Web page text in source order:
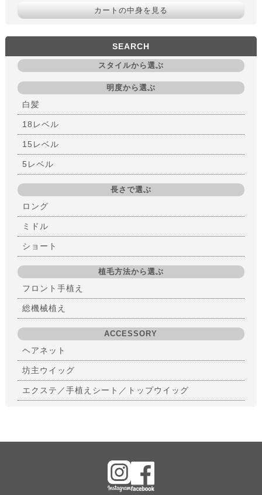
カートの中身を見る
SEARCH
スタイルから選ぶ
明度から選ぶ
白髪
18レベル
15レベル
5レベル
長さで選ぶ
ロング
ミドル
ショート
植毛方法から選ぶ
フロント手植え
総機械植え
ACCESSORY
ヘアネット
坊主ウイッグ
エクステ／手植えシート／トップウイッグ